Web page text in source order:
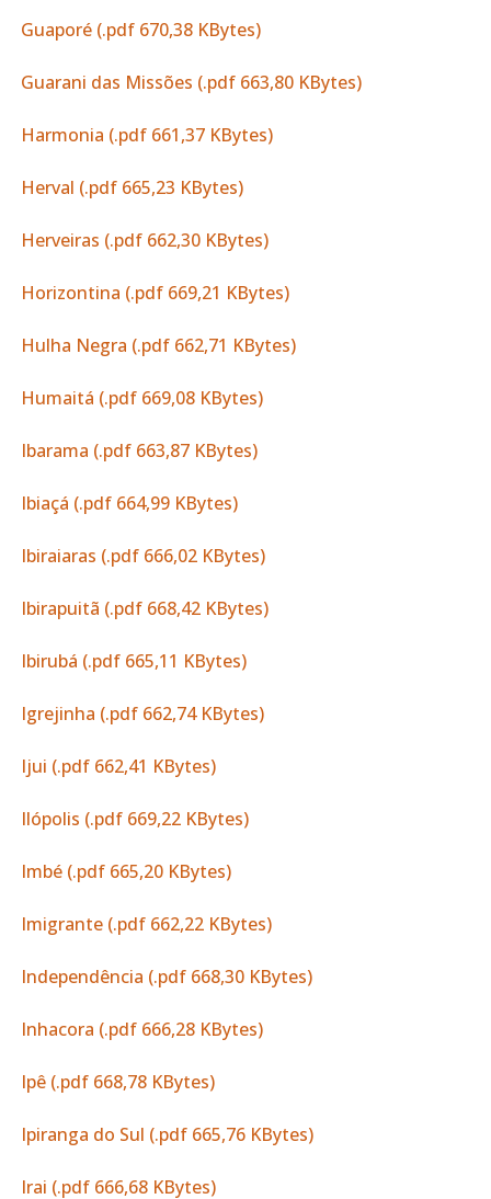
Guaporé (.pdf 670,38 KBytes)
Guarani das Missões (.pdf 663,80 KBytes)
Harmonia (.pdf 661,37 KBytes)
Herval (.pdf 665,23 KBytes)
Herveiras (.pdf 662,30 KBytes)
Horizontina (.pdf 669,21 KBytes)
Hulha Negra (.pdf 662,71 KBytes)
Humaitá (.pdf 669,08 KBytes)
Ibarama (.pdf 663,87 KBytes)
Ibiaçá (.pdf 664,99 KBytes)
Ibiraiaras (.pdf 666,02 KBytes)
Ibirapuitã (.pdf 668,42 KBytes)
Ibirubá (.pdf 665,11 KBytes)
Igrejinha (.pdf 662,74 KBytes)
Ijui (.pdf 662,41 KBytes)
Ilópolis (.pdf 669,22 KBytes)
Imbé (.pdf 665,20 KBytes)
Imigrante (.pdf 662,22 KBytes)
Independência (.pdf 668,30 KBytes)
Inhacora (.pdf 666,28 KBytes)
Ipê (.pdf 668,78 KBytes)
Ipiranga do Sul (.pdf 665,76 KBytes)
Irai (.pdf 666,68 KBytes)